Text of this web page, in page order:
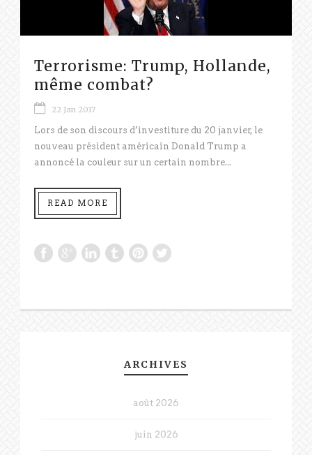
Terrorisme: Trump, Hollande,
même combat?
22 Jan 2017
Lors de son discours d’investiture du 20 janvier, le
nouveau président américain Donald Trump a
annoncé la couleur sur un certain nombre...
READ MORE
ARCHIVES
août 2026
juin 2026